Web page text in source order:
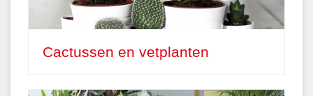
Cactussen en vetplanten